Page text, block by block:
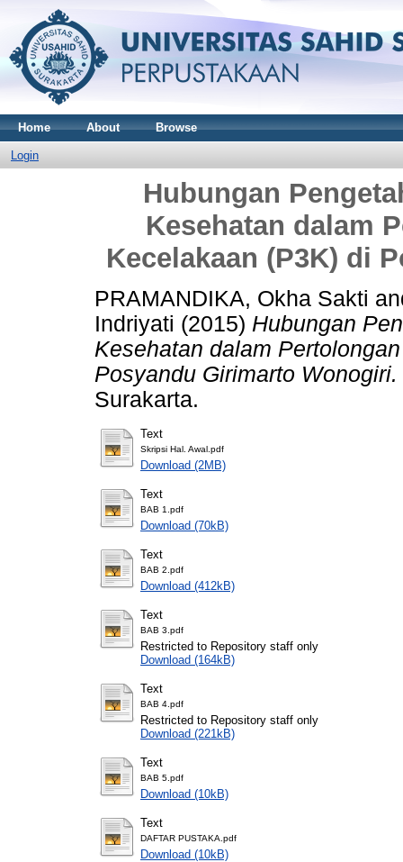
Home About Browse
Login
Hubungan
Kesehatan dalam
Kecelakaan (P3K) di
PRAMANDIKA, Okha Sakti
Indriyati (2015) Hubungan
Kesehatan dalam
Posyandu Girimarto Wonogiri.
Surakarta.
Text
Skripsi Hal. Awal.pdf
Download (2MB)
Text
BAB 1.pdf
Download (70kB)
Text
BAB 2.pdf
Download (412kB)
Text
BAB 3.pdf
Restricted to Repository staff only
Download (164kB)
Text
BAB 4.pdf
Restricted to Repository staff only
Download (221kB)
Text
BAB 5.pdf
Download (10kB)
Text
DAFTAR PUSTAKA.pdf
Download (10kB)